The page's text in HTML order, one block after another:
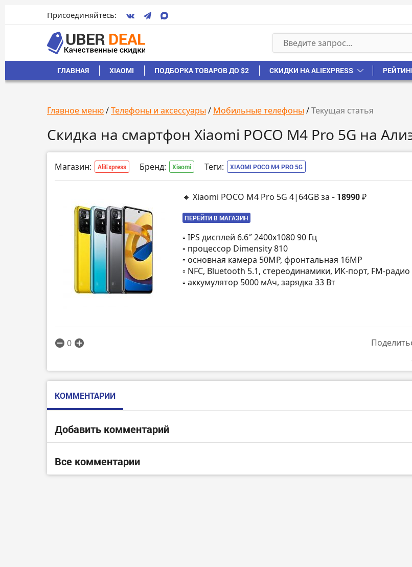
Присоединяйтесь:
ГЛАВНАЯ XIAOMI ПОДБОРКА ТОВАРОВ ДО $2 СКИДКИ НА ALIEXPRESS
Главное меню/Телефоны и аксессуары / Мобильные телефоны /Текущая статья
Скидка на смартфон Xiaomi POCO M4 Pro 5G на
Магазин: AliExpress Бренд: Xiaomi Теги: XIAOMI POCO M4 PRO 5G
🔸 Xiaomi POCO M4 Pro 5G 4|64GB за - 18990 ₽
ПЕРЕЙТИ В МАГАЗИН
▫️ IPS дисплей 6.6″ 2400х1080 90 Гц
▫️ процессор Dimensity 810
▫️ основная камера 50MP, фронтальная 16MP
▫️ NFC, Bluetooth 5.1, cтереодинамики, ИК-порт, FM-радио
▫️ аккумулятор 5000 мАч, зарядка 33 Вт
0
КОММЕНТАРИИ
Добавить комментарий
Все комментарии